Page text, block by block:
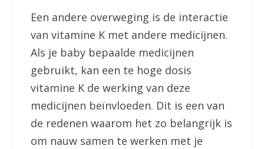
Een andere overweging is de interactie
van vitamine K met andere medicijnen.
Als je baby bepaalde medicijnen
gebruikt, kan een te hoge dosis
vitamine K de werking van deze
medicijnen beïnvloeden. Dit is een van
de redenen waarom het zo belangrijk is
om nauw samen te werken met je